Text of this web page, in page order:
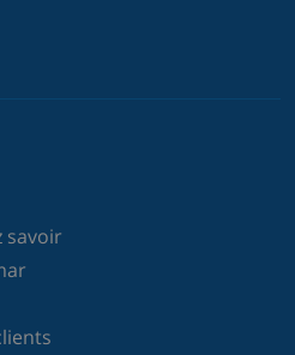
savoir